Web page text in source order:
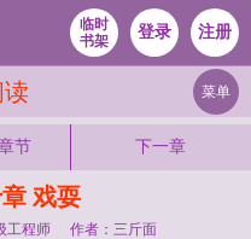
临时
书架
登录 注册
菜单
节 下一章
戏耍
工程师 作者：三斤面